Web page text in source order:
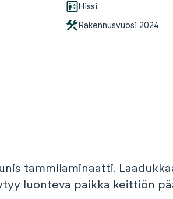
Hissi
Rakennusvuosi 2024
tammilaminaatti.
luonteva paikka keittiön